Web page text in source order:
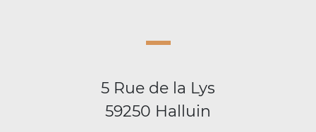
5 Rue de la Lys
59250 Halluin